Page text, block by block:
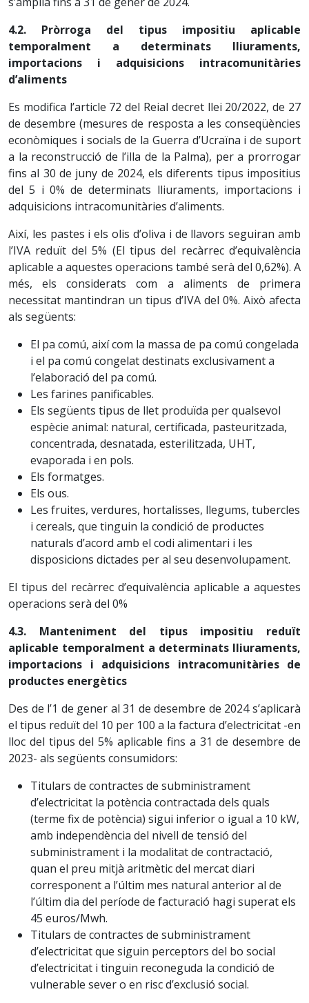
4.2. Pròrroga del tipus impositiu aplicable
temporalment a determinats lliuraments,
importacions i adquisicions intracomunitàries
d’aliments
Es modifica l’article 72 del Reial decret llei 20/2022, de 27
de desembre (mesures de resposta a les conseqüències
econòmiques i socials de la Guerra d’Ucraïna i de suport
a la reconstrucció de l’illa de la Palma), per a prorrogar
fins al 30 de juny de 2024, els diferents tipus impositius
del 5 i 0% de determinats lliuraments, importacions i
adquisicions intracomunitàries d’aliments.
Així, les pastes i els olis d’oliva i de llavors seguiran amb
l’IVA reduït del 5% (El tipus del recàrrec d’equivalència
aplicable a aquestes operacions també serà del 0,62%). A
més, els considerats com a aliments de primera
necessitat mantindran un tipus d’IVA del 0%. Això afecta
als següents:
El pa comú, així com la massa de pa comú congelada
i el pa comú congelat destinats exclusivament a
l’elaboració del pa comú.
Les farines panificables.
Els següents tipus de llet produïda per qualsevol
espècie animal: natural, certificada, pasteuritzada,
concentrada, desnatada, esterilitzada, UHT,
evaporada i en pols.
Els formatges.
Els ous.
Les fruites, verdures, hortalisses, llegums, tubercles
i cereals, que tinguin la condició de productes
naturals d’acord amb el codi alimentari i les
disposicions dictades per al seu desenvolupament.
El tipus del recàrrec d’equivalència aplicable a aquestes
operacions serà del 0%
4.3. Manteniment del tipus impositiu reduït
aplicable temporalment a determinats lliuraments,
importacions i adquisicions intracomunitàries de
productes energètics
Des de l’1 de gener al 31 de desembre de 2024 s’aplicarà
el tipus reduït del 10 per 100 a la factura d’electricitat -en
lloc del tipus del 5% aplicable fins a 31 de desembre de
2023- als següents consumidors:
Titulars de contractes de subministrament
d’electricitat la potència contractada dels quals
(terme fix de potència) sigui inferior o igual a 10 kW,
amb independència del nivell de tensió del
subministrament i la modalitat de contractació,
quan el preu mitjà aritmètic del mercat diari
corresponent a l’últim mes natural anterior al de
l’últim dia del període de facturació hagi superat els
45 euros/Mwh.
Titulars de contractes de subministrament
d’electricitat que siguin perceptors del bo social
d’electricitat i tinguin reconeguda la condició de
vulnerable sever o en risc d’exclusió social.